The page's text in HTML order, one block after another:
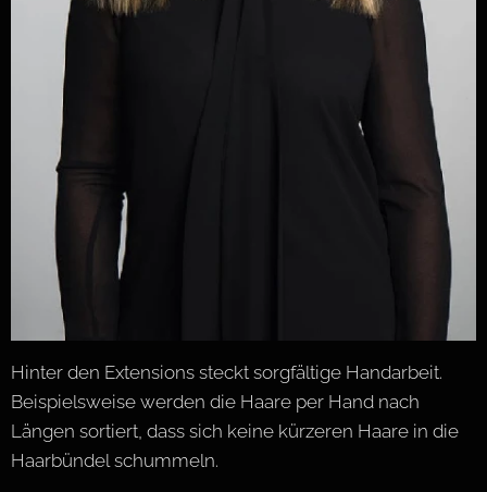
Hinter den Extensions steckt sorgfältige Handarbeit.
Beispielsweise werden die Haare per Hand nach
Längen sortiert, dass sich keine kürzeren Haare in die
Haarbündel schummeln.